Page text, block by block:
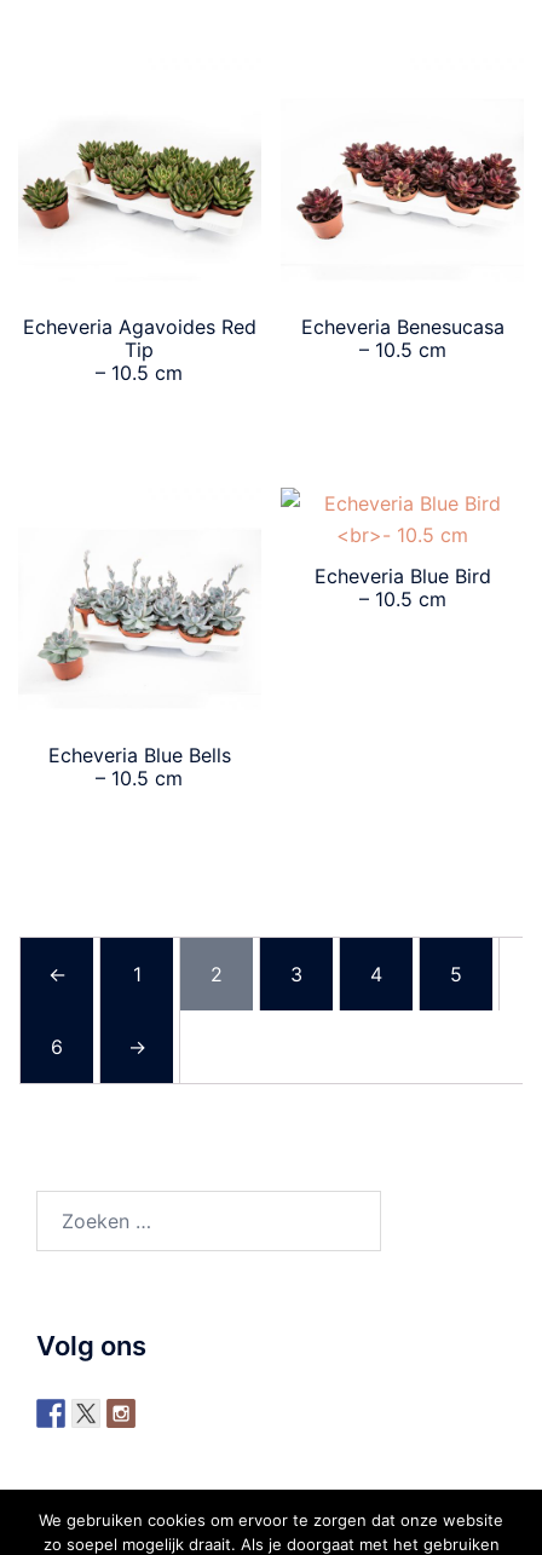
Echeveria Agavoides Red
Tip
– 10.5 cm
Echeveria Benesucasa
– 10.5 cm
Echeveria Blue Bells
– 10.5 cm
Echeveria Blue Bird
– 10.5 cm
← 1 2 3 4 5
6 →
Volg ons
We gebruiken cookies om ervoor te zorgen dat onze website
zo soepel mogelijk draait. Als je doorgaat met het gebruiken